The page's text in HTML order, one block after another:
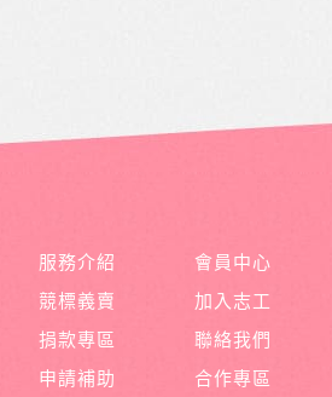
服務介紹
競標義賣
捐款專區
申請補助
會員中心
加入志工
聯絡我們
合作專區